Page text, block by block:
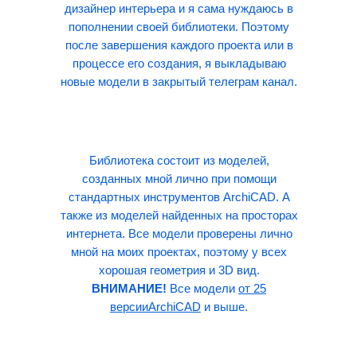
дизайнер интерьера и я сама нуждаюсь в
пополнении своей библиотеки. Поэтому
после завершения каждого проекта или в
процессе его создания, я выкладываю
новые модели в закрытый телеграм канал.
Библиотека состоит из моделей,
созданных мной лично при помощи
стандартных инструментов ArchiCAD. А
также из моделей найденных на просторах
интернета. Все модели проверены лично
мной на моих проектах, поэтому у всех
хорошая геометрия и 3D вид.
ВНИМАНИЕ! Все модели от 25
версииArchiCAD и выше.